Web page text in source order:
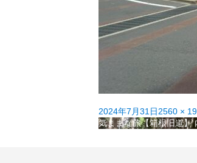
投
稿
2024年7月31日フ
ル
2560 ×
投
気ままな旅【箱根旧道】